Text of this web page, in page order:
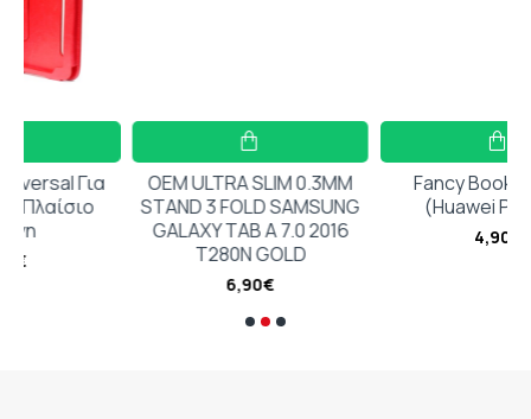
OEM ULTRA SLIM 0.3MM
STAND 3 FOLD SAMSUNG
GALAXY TAB A 7.0 2016
T280N GOLD
Fancy Book Κόκκινο
(Huawei P10 Lite)